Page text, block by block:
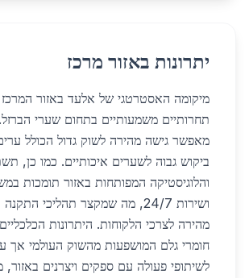
יתרונות באזור מרכז
מיקומה האסטרטגי של אלעד באזור המרכז
תחרותיים משמעותיים בתחום שערי
מאפשר גישה מהירה לשוק גדול הכולל
ביקוש גבוה לשערים איכותיים. כמו כן,
והלוגיסטיקה המפותחות באזור תומכות
ושירות 24/7, מה שמקצר תהליכי
מהירה לצרכי הלקוחות. היתרונות
חומרי גלם המושפעות מהשוק העולמי אך
לשיתופי פעולה עם ספקים ויצרנים